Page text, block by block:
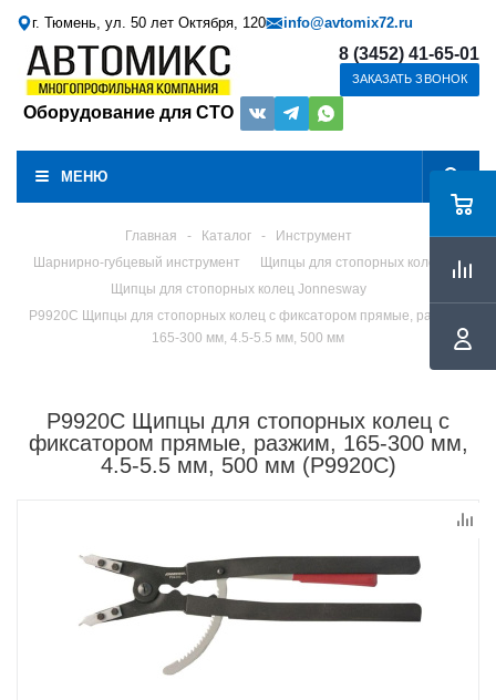
г. Тюмень, ул. 50 лет Октября, 120 info@avtomix72.ru
Оборудование для СТО
8 (3452) 41-65-01
ЗАКАЗАТЬ ЗВОНОК
МЕНЮ
Главная - Каталог -
Инструмент
Шарнирно-губцевый инструмент
Щипцы для стопорных колец
Щипцы для стопорных колец Jonnesway
P9920C Щипцы для стопорных колец с фиксатором прямые, разжим,
165-300 мм, 4.5-5.5 мм, 500 мм
P9920C Щипцы для стопорных колец с
фиксатором прямые, разжим, 165-300 мм,
4.5-5.5 мм, 500 мм (P9920C)